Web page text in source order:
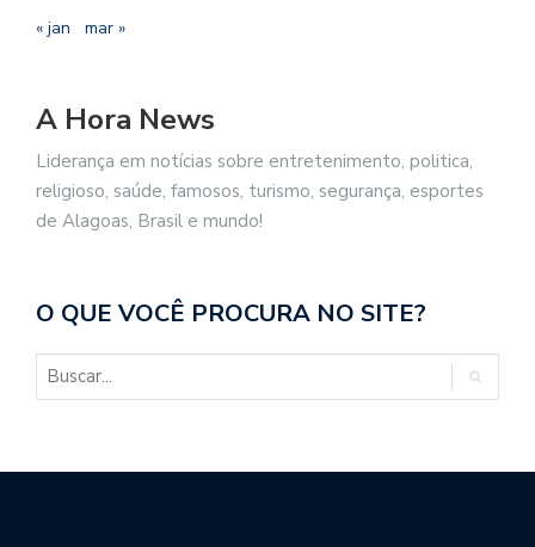
« jan mar »
A Hora News
Liderança em notícias sobre entretenimento, politica,
religioso, saúde, famosos, turismo, segurança, esportes
de Alagoas, Brasil e mundo!
O QUE VOCÊ PROCURA NO SITE?